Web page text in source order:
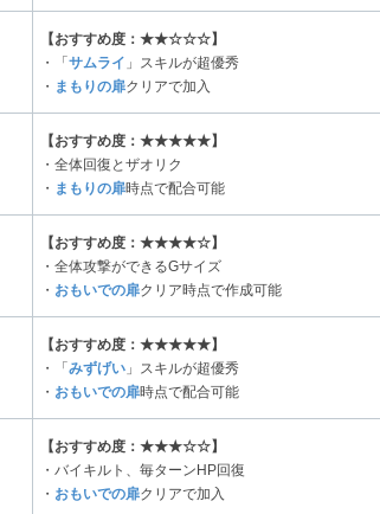
【おすすめ度：★★☆☆☆】
・「 サムライ 」スキルが超優秀
・ まもりの扉クリアで加入
【おすすめ度：★★★★★】
・全体回復とザオリク
・ まもりの扉時点で配合可能
【おすすめ度：★★★★☆】
・全体攻撃ができるGサイズ
・ おもいでの扉クリア時点で作成可能
【おすすめ度：★★★★★】
・「 みずげい 」スキルが超優秀
・ おもいでの扉時点で配合可能
【おすすめ度：★★★☆☆】
・バイキルト、毎ターンHP回復
・ おもいでの扉クリアで加入